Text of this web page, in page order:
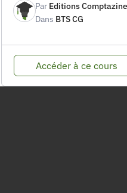
Par Editions Comptazine
Dans BTS CG
Accéder à ce cours